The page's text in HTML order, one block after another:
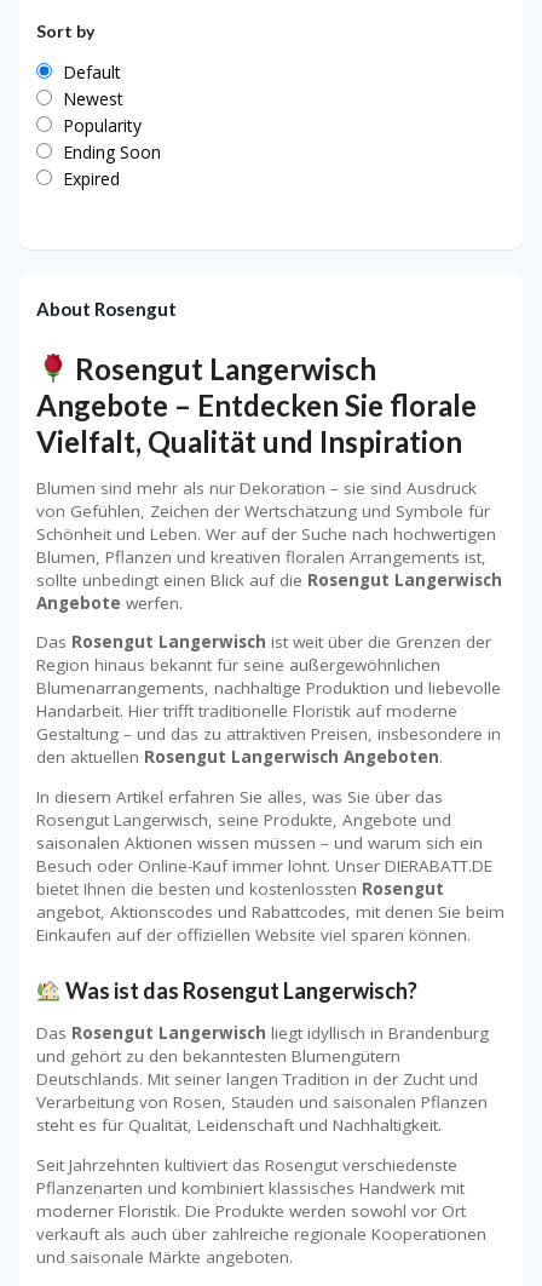
Sort by
Default
Newest
Popularity
Ending Soon
Expired
About Rosengut
Rosengut Langerwisch
Angebote – Entdecken Sie florale
Vielfalt, Qualität und Inspiration
Blumen sind mehr als nur Dekoration – sie sind Ausdruck
von Gefühlen, Zeichen der Wertschätzung und Symbole für
Schönheit und Leben. Wer auf der Suche nach hochwertigen
Blumen, Pflanzen und kreativen floralen Arrangements ist,
sollte unbedingt einen Blick auf die Rosengut Langerwisch
Angebote werfen.
Das Rosengut Langerwisch ist weit über die Grenzen der
Region hinaus bekannt für seine außergewöhnlichen
Blumenarrangements, nachhaltige Produktion und liebevolle
Handarbeit. Hier trifft traditionelle Floristik auf moderne
Gestaltung – und das zu attraktiven Preisen, insbesondere in
den aktuellen Rosengut Langerwisch Angeboten.
In diesem Artikel erfahren Sie alles, was Sie über das
Rosengut Langerwisch, seine Produkte, Angebote und
saisonalen Aktionen wissen müssen – und warum sich ein
Besuch oder Online-Kauf immer lohnt. Unser DIERABATT.DE
bietet Ihnen die besten und kostenlossten Rosengut
angebot, Aktionscodes und Rabattcodes, mit denen Sie beim
Einkaufen auf der offiziellen Website viel sparen können.
Was ist das Rosengut Langerwisch?
Das Rosengut Langerwisch liegt idyllisch in Brandenburg
und gehört zu den bekanntesten Blumengütern
Deutschlands. Mit seiner langen Tradition in der Zucht und
Verarbeitung von Rosen, Stauden und saisonalen Pflanzen
steht es für Qualität, Leidenschaft und Nachhaltigkeit.
Seit Jahrzehnten kultiviert das Rosengut verschiedenste
Pflanzenarten und kombiniert klassisches Handwerk mit
moderner Floristik. Die Produkte werden sowohl vor Ort
verkauft als auch über zahlreiche regionale Kooperationen
und saisonale Märkte angeboten.